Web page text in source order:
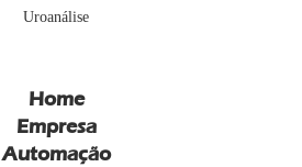
Uroanálise
Home
Empresa
Automação